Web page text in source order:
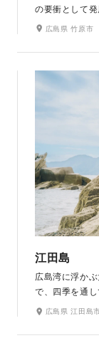
の要衝として発
れ、歴史が感
雰囲気を演出
竹原は、映画
広島県 竹原市
江田島
広島湾に浮か
で、四季を通
での落ち着い
情を見せてく
広島県 江田島